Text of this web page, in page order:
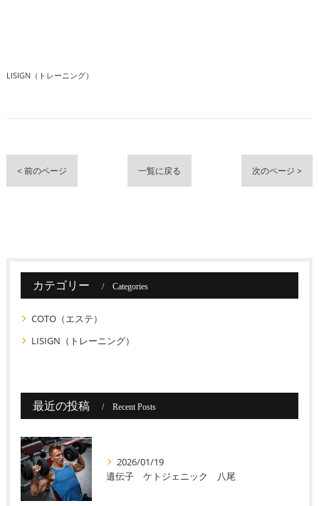
LISIGN（トレーニング）
< 前のページ 一覧に戻る 次のページ >
カテゴリー Categories
COTO（エステ）
LISIGN（トレーニング）
最近の投稿 Recent Posts
2026/01/19
遺伝子 ケトジェニック 八尾